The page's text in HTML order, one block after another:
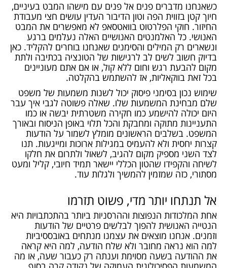
כשאנחנו מדברים פנים אל פנים עם מישהו המבט בעיניים,
חיוך קטן בזווית הפה וטון הדיבור העדין עושים חצי מעבודת
החיזור. חוקי הפלרטוט בוואטסאפ לא מאפשרים את המבט
האנושי. כל האלמנטים האנושיים האלה נעלמים ברגע
ונשארים רק המילים והסימנים שאנחנו בוחרים להקליד. כאן
בדיוק חשוב לשים לב לרגישות של הטונציה בכתיבה ולתת
מקום להבעת רגש וחום ללא קול, או אם אתם מעוניינים
בכל זאת בווקאליות, אז להשתמש בהקלטה.
שימוש נכון בסימני פיסוק יכול לשנות משמעות של משפט
שלם מבחינת המשמעות שלו. שאלה פשוטה לגבי איך עבר
היום יכולה להישמע כמו חקירה משטרתית יבשה או כמו
התעניינות מתוקה ומחבקת והכל תלוי באופן הניסוח ובאורך
המשפט. בשלבים הראשונים מומלץ לשמור על הודעות
קצרות יחסית ולא להעמיס במגילות ארוכות ומייגעות. תנו
לצד השני מספיק מקום להגיב, לשאול ולתרום את חלקו
לשיחה והקפידו שהטון הכללי יישאר תמיד חיובי, קליל ומעט
מסתורי, כזה שמזמין להמשיך ולגלות עוד.
אל תנתחו יותר מדי, פשוט תזרמו
אחת המלכודות הנפוצות וההרסניות ביותר בהתכתבויות היא
הנטייה האנושית להפוך לבלשים פרטיים של הודעות
וזמנים. אנחנו מוצאים את עצמנו מנתחים באובססיביות
למה הוא נראה מחובר ולא שלח הודעה, למה היא קראה
את ההודעה בשעה מסוימת וענתה רק כעבור שעה, או מה